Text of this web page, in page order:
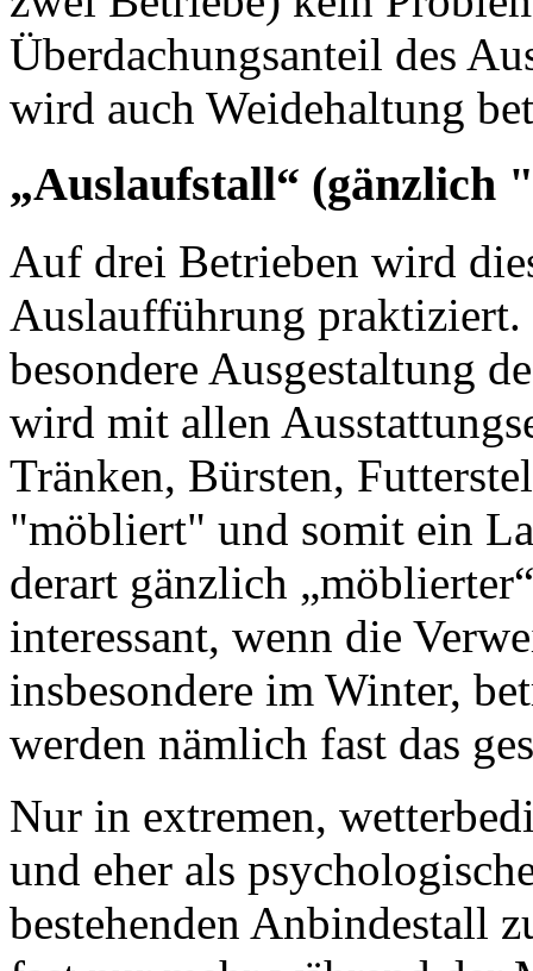
Überdachungsanteil des
wird auch Weidehaltung
„Auslaufstall“ (gänzlich
Auf drei Betrieben wird
Auslaufführung praktiziert.
besondere Ausgestaltung
wird mit allen
Tränken, Bürsten,
"möbliert" und somit ein
derart gänzlich
interessant, wenn die
insbesondere im Winter,
werden nämlich fast das
Nur in extremen,
und eher als
bestehenden Anbindestall